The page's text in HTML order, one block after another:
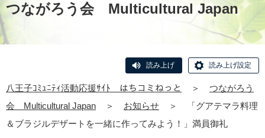
つながろう会 Multicultural Japan
読み上げ 読み上げ設定
八王子ｺﾐｭﾆﾃｨ活動応援ｻｲﾄ はちコミねっと ＞
つながろう
会 Multicultural Japan
＞ お知らせ ＞
「グアテマラ料理
＆ブラジルデザートを一緒に作ってみよう！」満員御礼